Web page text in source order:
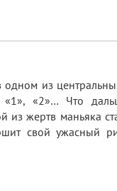
одном из
«1», «2»… Что
из жертв маньяка
свой ужасный